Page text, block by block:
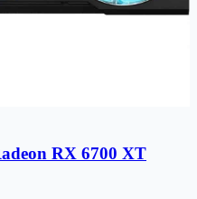
RX 6700 XT